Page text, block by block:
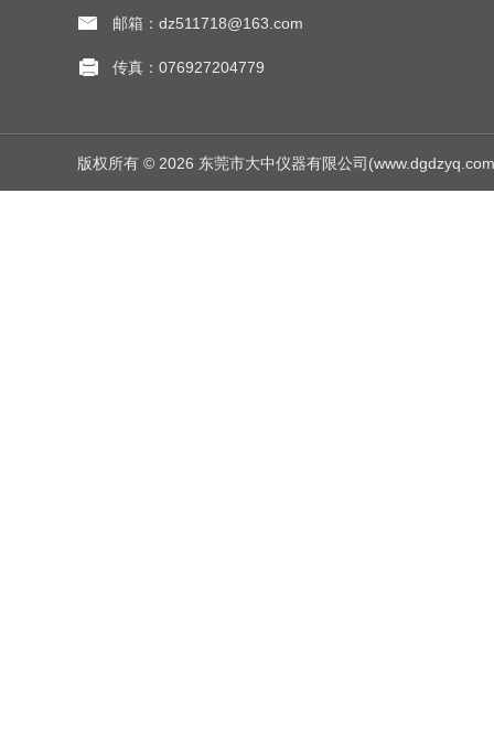
邮箱：dz511718@163.com
传真：076927204779
版权所有 © 2026 东莞市大中仪器有限公司